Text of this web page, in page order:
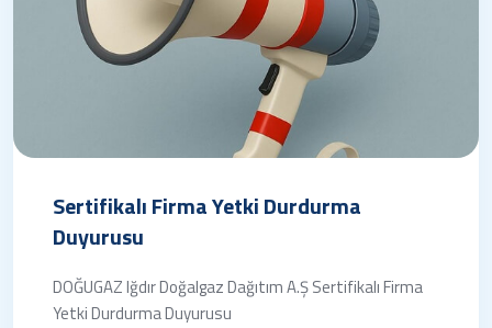
Sertifikalı Firma Yetki Durdurma
Duyurusu
DOĞUGAZ Iğdır Doğalgaz Dağıtım A.Ş Sertifikalı Firma
Yetki Durdurma Duyurusu